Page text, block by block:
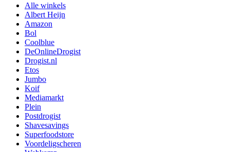
Alle winkels
Albert Heijn
Amazon
Bol
Coolblue
DeOnlineDrogist
Drogist.nl
Etos
Jumbo
Koif
Mediamarkt
Plein
Postdrogist
Shavesavings
Superfoodstore
Voordeligscheren